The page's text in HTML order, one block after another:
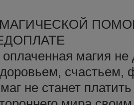
магия не
не станет